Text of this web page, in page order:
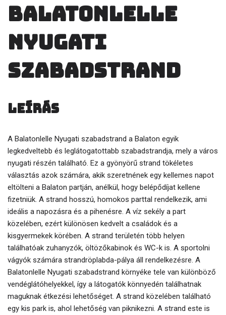
Balatonlelle
Nyugati
szabadstrand
Leírás
A Balatonlelle Nyugati szabadstrand a Balaton egyik
legkedveltebb és leglátogatottabb szabadstrandja, mely a város
nyugati részén található. Ez a gyönyörű strand tökéletes
választás azok számára, akik szeretnének egy kellemes napot
eltölteni a Balaton partján, anélkül, hogy belépődíjat kellene
fizetniük. A strand hosszú, homokos parttal rendelkezik, ami
ideális a napozásra és a pihenésre. A víz sekély a part
közelében, ezért különösen kedvelt a családok és a
kisgyermekek körében. A strand területén több helyen
találhatóak zuhanyzók, öltözőkabinok és WC-k is. A sportolni
vágyók számára strandröplabda-pálya áll rendelkezésre. A
Balatonlelle Nyugati szabadstrand környéke tele van különböző
vendéglátóhelyekkel, így a látogatók könnyedén találhatnak
maguknak étkezési lehetőséget. A strand közelében található
egy kis park is, ahol lehetőség van piknikezni. A strand este is